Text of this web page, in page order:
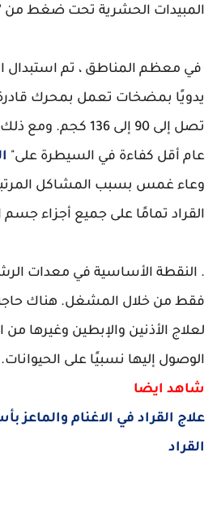
المبيدات الحشرية تحت ضغط من 27 إلى 45 كجم.
في معظم المناطق ، تم استبدال
يدويًا بمضخات تعمل بمحرك
تصل إلى 90 إلى 136
عام أقل كفاءة في السيطرة على"
وعاء غمس بسبب المشاكل
القراد تمامًا على جميع أجزاء جسم
. النقطة الأساسية في معدات
فقط من خلال المشغل. هناك حاجة
لعلاج الأذنين والإبطين وغيرها من
الوصول إليها نسبيًا على الحيوانات.
شاهد ايضا
علاج القراد في الاغنام
القراد